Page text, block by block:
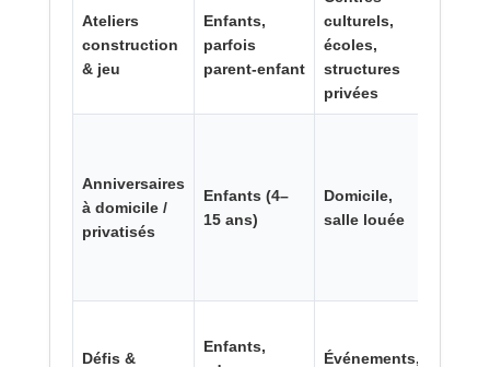
Ateliers
construction
& jeu
Enfants,
parfois
parent‑enfant
culturels,
écoles,
structures
privées
Anniversaires
à domicile /
privatisés
Enfants (4–
15 ans)
Domicile,
salle louée
Défis &
Enfants,
Événements,